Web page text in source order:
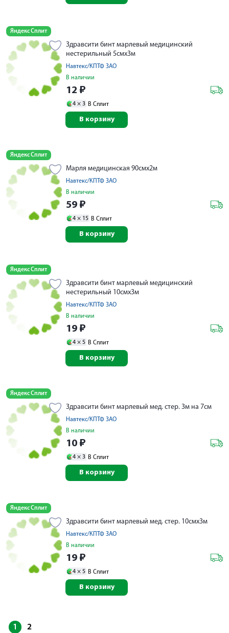
Яндекс Сплит
Здравсити бинт марлевый медицинский
нестерильный 5смх3м
Навтекс/КПТФ ЗАО
В наличии
12 ₽
4 × 3 В Сплит
В корзину
Яндекс Сплит
Марля медицинская 90смх2м
Навтекс/КПТФ ЗАО
В наличии
59 ₽
4 × 15 В Сплит
В корзину
Яндекс Сплит
Здравсити бинт марлевый медицинский
нестерильный 10смх3м
Навтекс/КПТФ ЗАО
В наличии
19 ₽
4 × 5 В Сплит
В корзину
Яндекс Сплит
Здравсити бинт марлевый мед. стер. 3м на 7см
Навтекс/КПТФ ЗАО
В наличии
10 ₽
4 × 3 В Сплит
В корзину
Яндекс Сплит
Здравсити бинт марлевый мед. стер. 10смх3м
Навтекс/КПТФ ЗАО
В наличии
19 ₽
4 × 5 В Сплит
В корзину
1 2